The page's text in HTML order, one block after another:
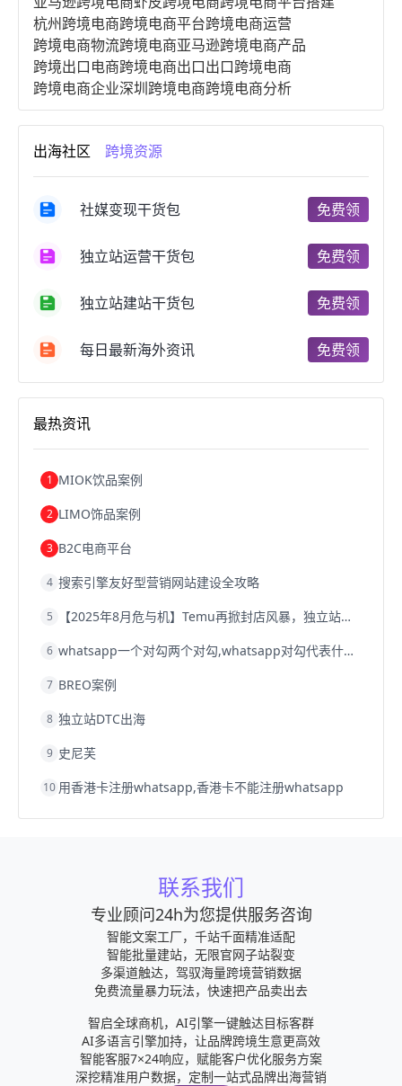
杭州跨境电商跨境电商平台跨境电商运营
跨境电商物流跨境电商亚马逊跨境电商产品
跨境出口电商跨境电商出口出口跨境电商
跨境电商企业深圳跨境电商跨境电商分析
进口跨境电商跨境电商服务广州跨境电商
跨境电商市场跨境电商创业跨境电商注册
跨境电商开店跨境电商营销
跨境电商商品个人跨境电商跨境电商案例
郑州跨境电商跨境电商趋势
跨境电商费用美国跨境电商
天津跨境电商东南亚跨境电商
跨境电商b2b阿里巴巴跨境电商
跨境电商关税
跨境电商建站
浙江跨境电商宁波跨境电商跨境电商的模式
跨境电商优势跨境电商的优势
出海社区 跨境资源
社媒变现干货包 免费领
独立站运营干货包 免费领
独立站建站干货包 免费领
每日最新海外资讯 免费领
最热资讯
1 MIOK饮品案例
2 LIMO饰品案例
3 B2C电商平台
4 搜索引擎友好型营销网站建设全攻略
5 【2025年8月危与机】Temu再掀封店风暴，独立站才是跨境卖家的避险通道
6 whatsapp一个对勾两个对勾,whatsapp对勾代表什么意思
7 BREO案例
8 独立站DTC出海
9 史尼芙
10 用香港卡注册whatsapp,香港卡不能注册whatsapp
联系我们
专业顾问24h为您提供服务咨询
智能文案工厂，千站千面精准适配
智能批量建站，无限官网子站裂变
多渠道触达，驾驭海量跨境营销数据
免费流量暴力玩法，快速把产品卖出去
智启全球商机，AI引擎一键触达目标客群
AI多语言引擎加持，让品牌跨境生意更高效
智能客服7×24响应，赋能客户优化服务方案
深挖精准用户数据，定制一站式品牌出海营销